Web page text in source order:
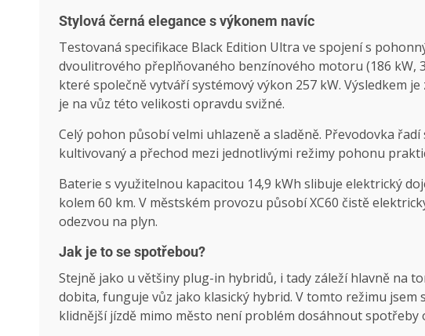
Stylová černá elegance s výkonem navíc
Testovaná specifikace Black Edition Ultra ve spojení s
dvoulitrového přeplňovaného benzínového motoru (186 kW,
které společně vytváří systémový výkon 257 kW. Výsledkem
je na vůz této velikosti opravdu svižné.
Celý pohon působí velmi uhlazeně a sladěně. Převodovka
kultivovaný a přechod mezi jednotlivými režimy pohonu
Baterie s využitelnou kapacitou 14,9 kWh slibuje elektrický
kolem 60 km. V městském provozu působí XC60 čistě
odezvou na plyn.
Jak je to se spotřebou?
Stejně jako u většiny plug-in hybridů, i tady záleží hlavně na
dobita, funguje vůz jako klasický hybrid. V tomto režimu jsem
klidnější jízdě mimo město není problém dosáhnout spotřeby